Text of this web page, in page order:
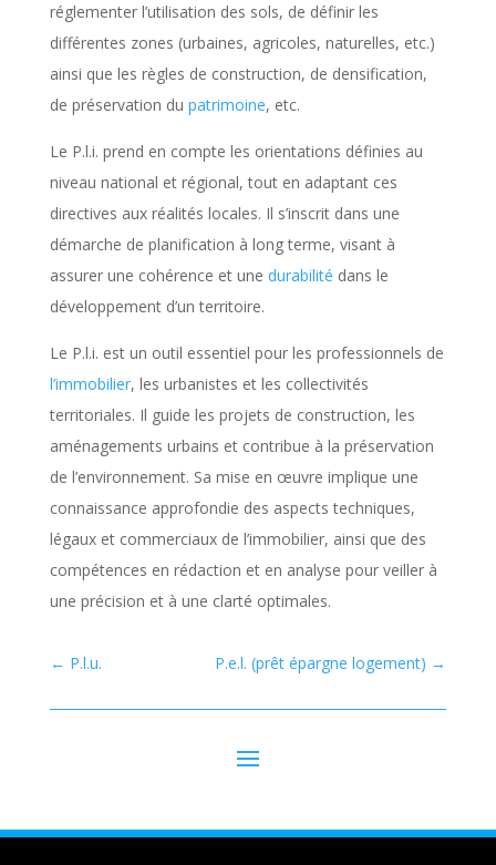
réglementer l’utilisation des sols, de définir les
différentes zones (urbaines, agricoles, naturelles, etc.)
ainsi que les règles de construction, de densification,
de préservation du patrimoine, etc.
Le P.l.i. prend en compte les orientations définies au
niveau national et régional, tout en adaptant ces
directives aux réalités locales. Il s’inscrit dans une
démarche de planification à long terme, visant à
assurer une cohérence et une durabilité dans le
développement d’un territoire.
Le P.l.i. est un outil essentiel pour les professionnels de
l’immobilier, les urbanistes et les collectivités
territoriales. Il guide les projets de construction, les
aménagements urbains et contribue à la préservation
de l’environnement. Sa mise en œuvre implique une
connaissance approfondie des aspects techniques,
légaux et commerciaux de l’immobilier, ainsi que des
compétences en rédaction et en analyse pour veiller à
une précision et à une clarté optimales.
← P.l.u. P.e.l. (prêt épargne logement) →